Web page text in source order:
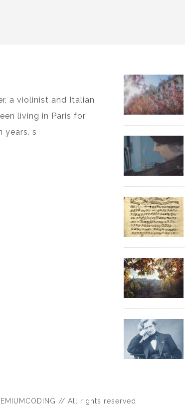
a violinist and Italian
living in Paris for
years. s
// All rights reserved